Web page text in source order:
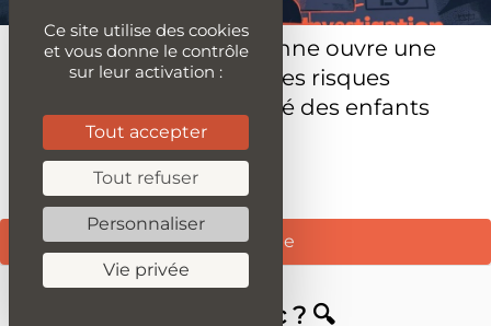
La Commission européenne ouvre une
enquête sur Meta pour des risques
potentiels liés à la sécurité des enfants
Publié le 16 mai 2024
Lire la suite
Tu cherches un truc ? 🔍
Ce site utilise des cookies
et vous donne le contrôle
sur leur activation :
Tout accepter
Tout refuser
Personnaliser
Vie privée